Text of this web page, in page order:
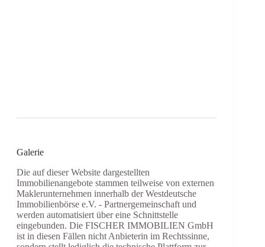
Galerie
Die auf dieser Website dargestellten
Immobilienangebote stammen teilweise von externen
Maklerunternehmen innerhalb der Westdeutsche
Immobilienbörse e.V. - Partnergemeinschaft und
werden automatisiert über eine Schnittstelle
eingebunden. Die FISCHER IMMOBILIEN GmbH
ist in diesen Fällen nicht Anbieterin im Rechtssinne,